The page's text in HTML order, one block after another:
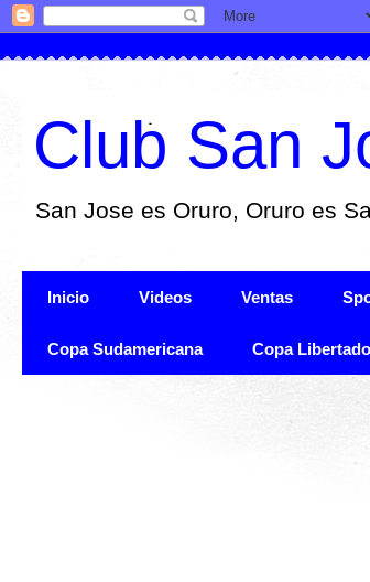
Club San
San Jose es Oruro, Oruro es
Inicio Videos Ventas
Copa Sudamericana Copa